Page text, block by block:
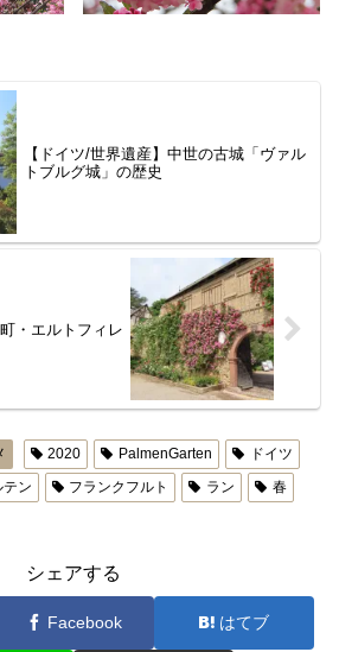
【ドイツ/世界遺産】中世の古城「ヴァル
トブルグ城」の歴史
・エルトフィレ
2020 PalmenGarten
ドイツ
ン フランクフルト ラン
春
シェアする
Facebook はてブ